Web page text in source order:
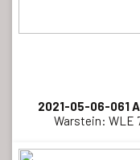
2021-05-06-061
Warstein: WLE